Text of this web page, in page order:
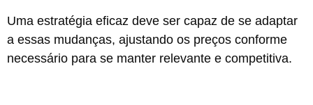
Uma estratégia eficaz deve ser capaz de se adaptar
a essas mudanças, ajustando os preços conforme
necessário para se manter relevante e competitiva.